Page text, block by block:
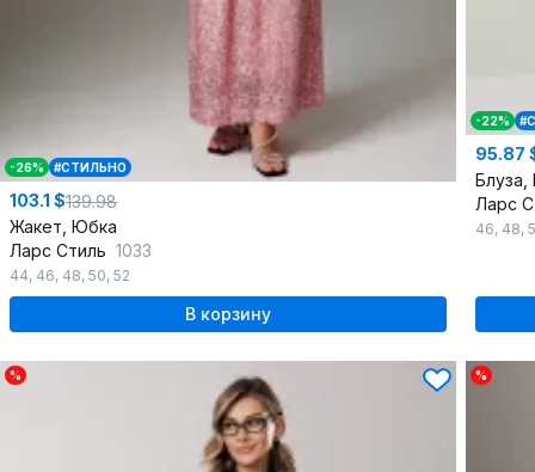
-26% #СТИЛЬНО
103.1 $139.98
Жакет, Юбка
Ларс Стиль 1033
44, 46, 48, 50, 52
В корзину
-22%
95.87
Ларс
46, 48,
% %